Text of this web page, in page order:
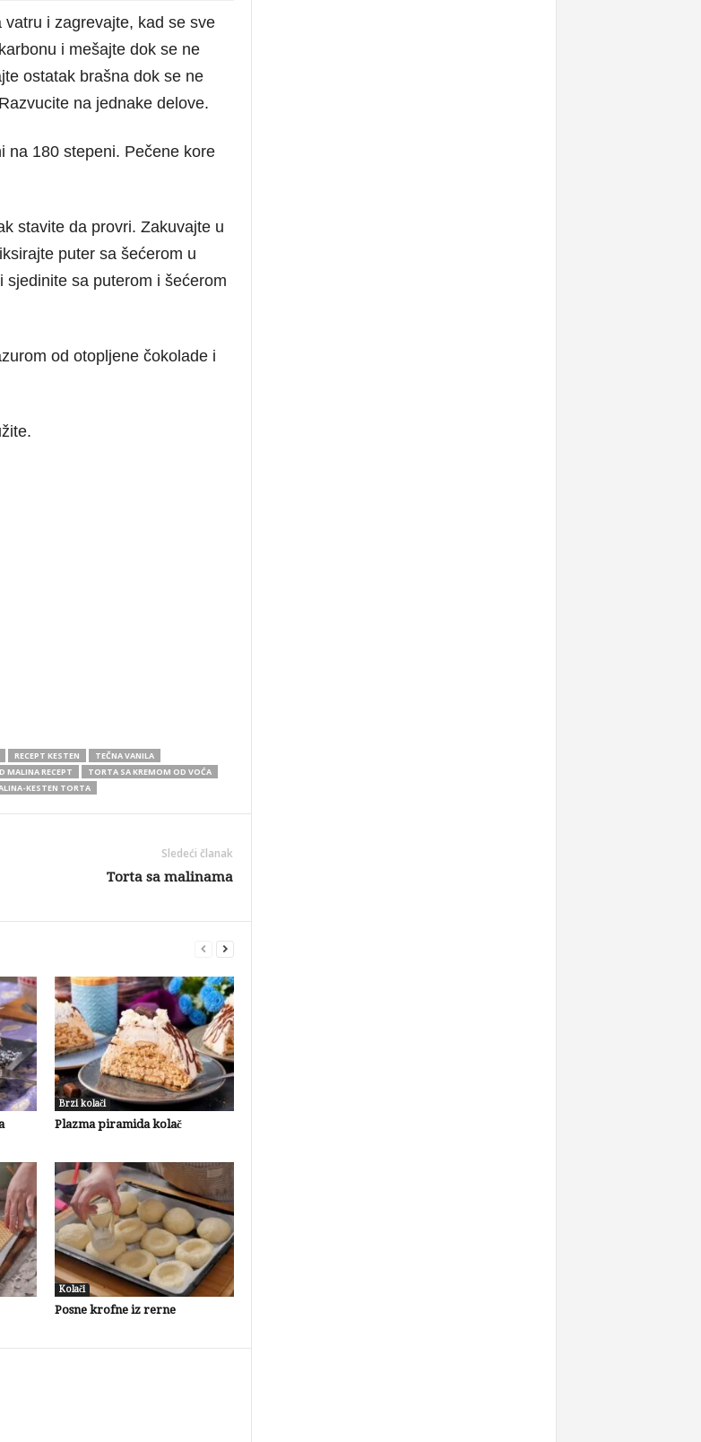
i zagrevajte, kad se sve
i mešajte dok se ne
ostatak brašna dok se ne
na jednake delove.
na 180 stepeni. Pečene kore
stavite da provri. Zakuvajte u
puter sa šećerom u
sa puterom i šećerom
od otopljene čokolade i
RECEPT KESTEN
TEČNA VANILA
MALINA RECEPT
TORTA SA KREMOM OD VOĆA
KESTEN TORTA
Sledeći članak
Torta sa malinama
Brzi kolači
Plazma piramida kolač
Kolači
Posne krofne iz rerne